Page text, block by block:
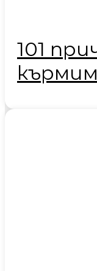
101